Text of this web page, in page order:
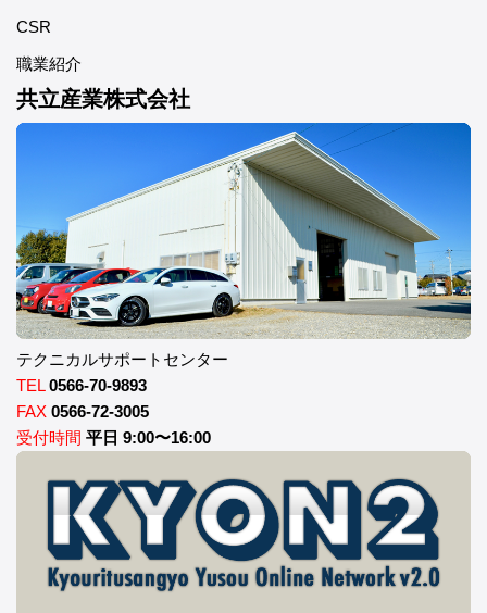
CSR
職業紹介
共立産業株式会社
テクニカルサポートセンター
TEL 0566-70-9893
FAX 0566-72-3005
受付時間 平日 9:00〜16:00